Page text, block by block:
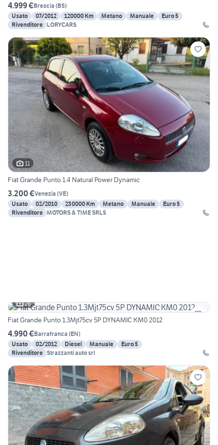
4.999 €Brescia (BS)
Usato
07/2012 120000 Km Metano Manuale
Euro 5
Rivenditore LORYCARS
11
Fiat Grande Punto 1.4 Natural Power Dynamic
3.200 €Venezia (VE)
Usato
02/2010 230000 Km Metano Manuale
Euro 5
Rivenditore MOTORS & TIME SRLS
26
Fiat Grande Punto 1.3Mjt75cv 5P DYNAMIC KM0 2012
4.990 €Barrafranca (EN)
Usato
02/2012 Diesel Manuale
Euro 5
Rivenditore Strazzanti auto srl